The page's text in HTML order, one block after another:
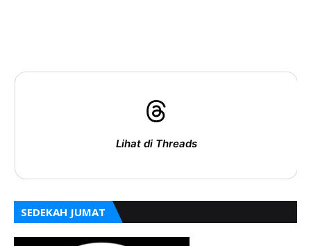
Lihat di Threads
SEDEKAH JUMAT